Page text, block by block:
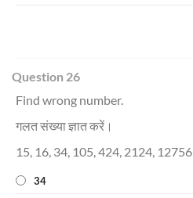
Question 26
Find wrong number.
गलत संख्या ज्ञात करें।
15, 16, 34, 105, 424, 2124, 12756
34